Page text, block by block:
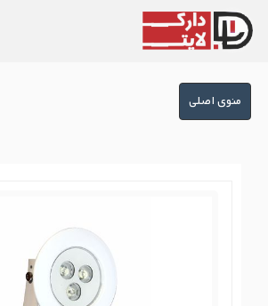
منوی
اصلی
منوی اصلی